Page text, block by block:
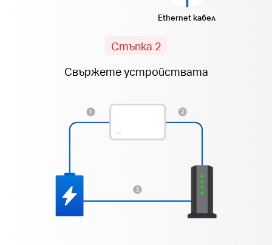
Ethernet кабел
Стъпка 2
Свържете устройствата